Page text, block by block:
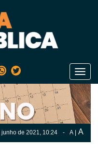
junho de 2021, 10:24 - A A